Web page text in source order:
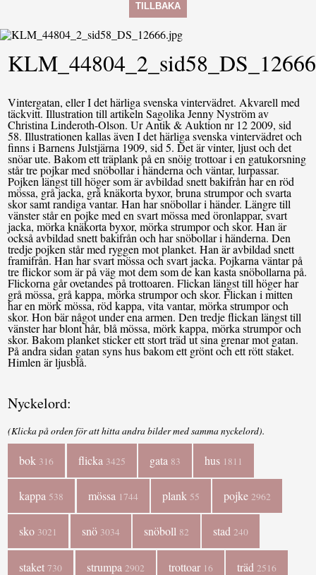
TILLBAKA
Vintergatan, eller I det härliga svenska vintervädret. Akvarell med
täckvitt. Illustration till artikeln Sagolika Jenny Nyström av
Christina Linderoth-Olson. Ur Antik & Auktion nr 12 2009, sid
58. Illustrationen kallas även I det härliga svenska vintervädret och
finns i Barnens Julstjärna 1909, sid 5. Det är vinter, ljust och det
snöar ute. Bakom ett träplank på en snöig trottoar i en gatukorsning
står tre pojkar med snöbollar i händerna och väntar, lurpassar.
Pojken längst till höger som är avbildad snett bakifrån har en röd
mössa, grå jacka, grå knäkorta byxor, bruna strumpor och svarta
skor samt randiga vantar. Han har snöbollar i händer. Längre till
vänster står en pojke med en svart mössa med öronlappar, svart
jacka, mörka knäkorta byxor, mörka strumpor och skor. Han är
också avbildad snett bakifrån och har snöbollar i händerna. Den
tredje pojken står med ryggen mot planket. Han är avbildad snett
framifrån. Han har svart mössa och svart jacka. Pojkarna väntar på
tre flickor som är på väg mot dem som de kan kasta snöbollarna på.
Flickorna går ovetandes på trottoaren. Flickan längst till höger har
grå mössa, grå kappa, mörka strumpor och skor. Flickan i mitten
har en mörk mössa, röd kappa, vita vantar, mörka strumpor och
skor. Hon bär något under ena armen. Den tredje flickan längst till
vänster har blont hår, blå mössa, mörk kappa, mörka strumpor och
skor. Bakom planket sticker ett stort träd ut sina grenar mot gatan.
På andra sidan gatan syns hus bakom ett grönt och ett rött staket.
Himlen är ljusblå.
Nyckelord:
(Klicka på orden för att hitta andra bilder med samma nyckelord).
bok 316 flicka 3425 gata 83 hus 1811
kappa 538 mössa 1744 plank 55 pojke 2962
sko 3021 snö 3034 snöboll 82 stad 240
staket730 strumpa 2902 trottoar 16 träd 2516